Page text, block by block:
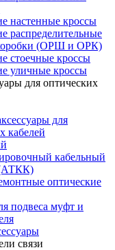
настенные кроссы
распределительные
(ОРШ и ОРК)
стоечные кроссы
уличные кроссы
для оптических
для
кабелей
кабельный
оптические
подвеса муфт и
связи